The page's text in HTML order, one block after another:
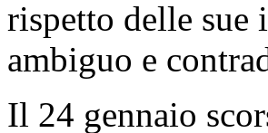
rispetto delle sue
ambiguo e
Il 24 gennaio